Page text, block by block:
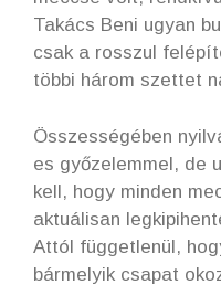
Takács Beni ugyan
csak a rosszul
többi három szettet
Összességében
es győzelemmel, de
kell, hogy minden
aktuálisan
Attól függetlenül,
bármelyik csapat